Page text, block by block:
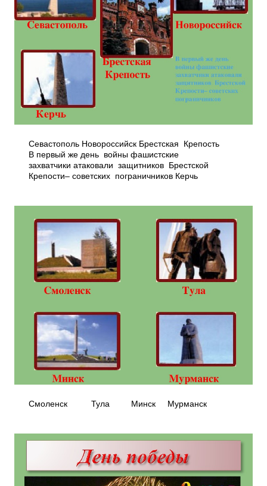
Севастополь Новороссийск Брестская Крепость
В первый же день войны фашистские
захватчики атаковали защитников Брестской
Крепости– советских пог­раничников Керчь
Смоленск Тула Минск Мурманск